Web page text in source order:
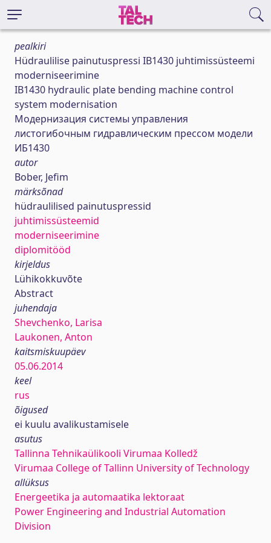
pealkiri
Hüdraulilise painutuspressi IB1430 juhtimissüsteemi
moderniseerimine
IB1430 hydraulic plate bending machine control
system modernisation
Модернизация системы управления
листогибочным гидравлическим прессом модели
ИБ1430
autor
Bober, Jefim
märksõnad
hüdraulilised painutuspressid
juhtimissüsteemid
moderniseerimine
diplomitööd
kirjeldus
Lühikokkuvõte
Abstract
juhendaja
Shevchenko, Larisa
Laukonen, Anton
kaitsmiskuupäev
05.06.2014
keel
rus
õigused
ei kuulu avalikustamisele
asutus
Tallinna Tehnikaülikooli Virumaa Kolledž
Virumaa College of Tallinn University of Technology
allüksus
Energeetika ja automaatika lektoraat
Power Engineering and Industrial Automation
Division